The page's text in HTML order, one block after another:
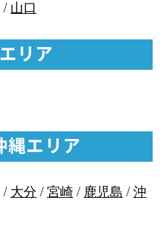
/山口
エリア
縄エリア
/大分 /宮崎/ 鹿児島 /沖